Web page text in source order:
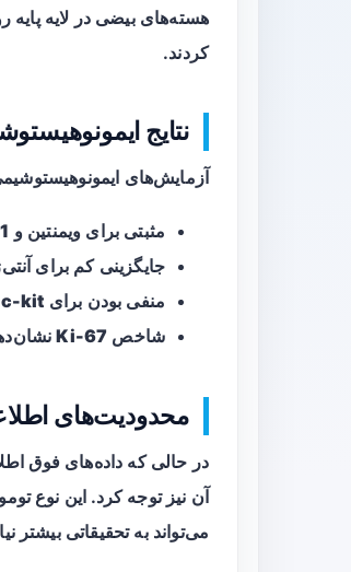
هسته‌های بیضی در لایه پایه
کردند.
نتایج
آزمایش‌های
مثبتی برای ویمنتین و
جایگزینی کم برای
منفی بودن برای c-kit
شاخص Ki-67
محدودیت‌های
در حالی که داده‌های فوق
آن نیز توجه کرد. این نوع
می‌تواند به تحقیقاتی بیشتر